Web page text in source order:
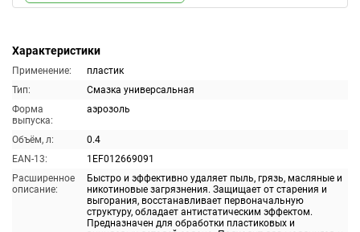
Характеристики
Применение:
пластик
Тип:
Смазка универсальная
Форма
выпуска:
аэрозоль
Объём, л:
0.4
EAN-13:
1EF012669091
Расширенное
описание:
Быстро и эффективно удаляет пыль, грязь, масляные и
никотиновые загрязнения. Защищает от старения и
выгорания, восстанавливает первоначальную
структуру, обладает антистатическим эффектом.
Предназначен для обработки пластиковых и